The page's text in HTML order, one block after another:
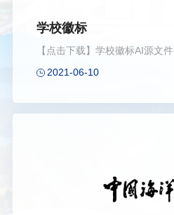
学校徽标
【点击下载】学校徽标AI源文件
2021-06-10